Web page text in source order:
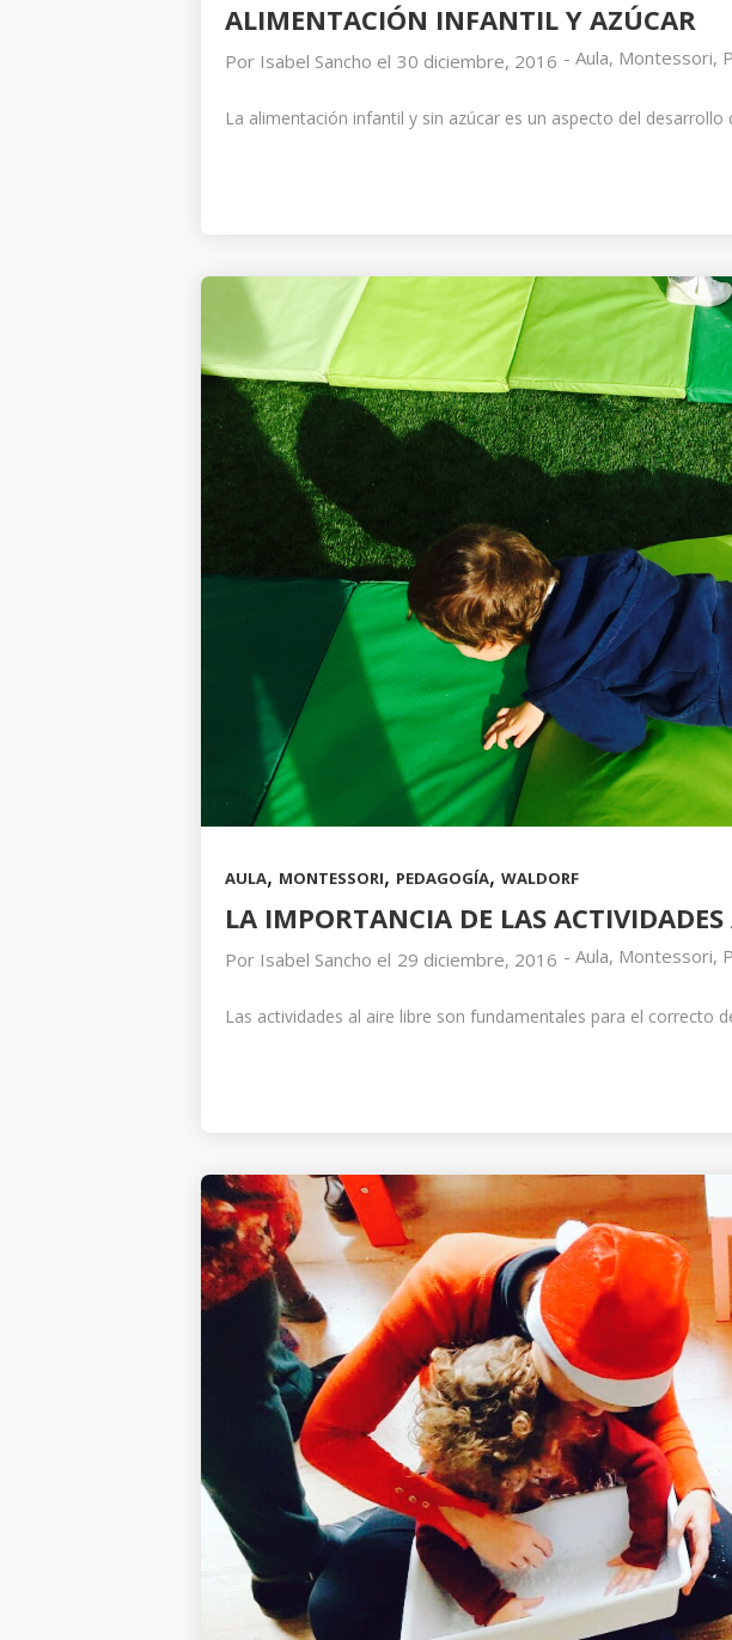
ALIMENTACIÓN INFANTIL Y AZÚCAR
Por Isabel Sancho el 30 diciembre, 2016 - Aula, Montessori,
La alimentación infantil y sin azúcar es un aspecto del
AULA, MONTESSORI, PEDAGOGÍA, WALDORF
LA IMPORTANCIA DE LAS ACTIVIDADES
Por Isabel Sancho el 29 diciembre, 2016 - Aula, Montessori,
Las actividades al aire libre son fundamentales para el correcto